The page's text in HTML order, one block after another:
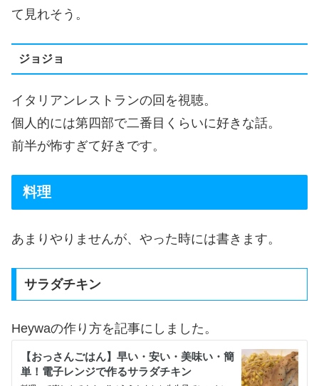
て見れそう。
ジョジョ
イタリアンレストランの回を視聴。
個人的には第四部で二番目くらいに好きな話。
前半が怖すぎて好きです。
料理
あまりやりませんが、やった時には書きます。
サラダチキン
Heywaの作り方を記事にしました。